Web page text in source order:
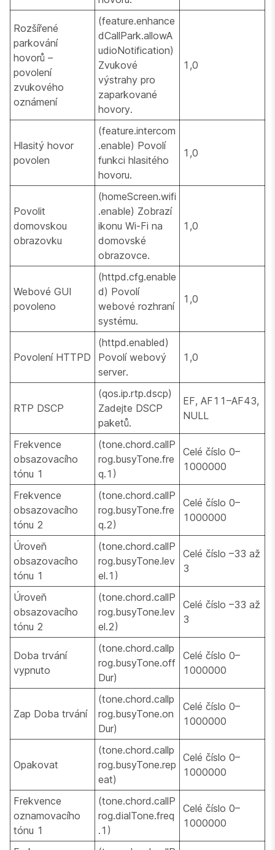
Rozšířené
parkování
hovorů –
povolení
zvukového
oznámení
(feature.enhance
dCallPark.allowA
udioNotification)
Zvukové
výstrahy pro
zaparkované
hovory.
1,0
Hlasitý hovor
povolen
(feature.intercom
.enable) Povolí
funkci hlasitého
hovoru.
1,0
Povolit
domovskou
obrazovku
(homeScreen.wifi
.enable) Zobrazí
ikonu Wi-Fi na
domovské
obrazovce.
1,0
Webové GUI
povoleno
(httpd.cfg.enable
d) Povolí
webové rozhraní
systému.
1,0
Povolení HTTPD
(httpd.enabled)
Povolí webový
server.
1,0
RTP DSCP
(qos.ip.rtp.dscp)
Zadejte DSCP
paketů.
EF, AF11–AF43,
NULL
Frekvence
obsazovacího
tónu 1
(tone.chord.callP
rog.busyTone.fre
q.1)
Celé číslo 0–
1000000
Frekvence
obsazovacího
tónu 2
(tone.chord.callP
rog.busyTone.fre
q.2)
Celé číslo 0–
1000000
Úroveň
obsazovacího
tónu 1
(tone.chord.callP
rog.busyTone.lev
el.1)
Celé číslo –33 až
3
Úroveň
obsazovacího
tónu 2
(tone.chord.callP
rog.busyTone.lev
el.2)
Celé číslo –33 až
3
Doba trvání
vypnuto
(tone.chord.callp
rog.busyTone.off
Dur)
Celé číslo 0–
1000000
Zap Doba trvání
(tone.chord.callp
rog.busyTone.on
Dur)
Celé číslo 0–
1000000
Opakovat
(tone.chord.callp
rog.busyTone.rep
eat)
Celé číslo 0–
1000000
Frekvence
oznamovacího
tónu 1
(tone.chord.callP
rog.dialTone.freq
.1)
Celé číslo 0–
1000000